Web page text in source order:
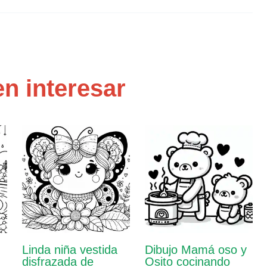
interesar
Linda niña vestida
disfrazada de
Dibujo Mamá oso y
Osito cocinando